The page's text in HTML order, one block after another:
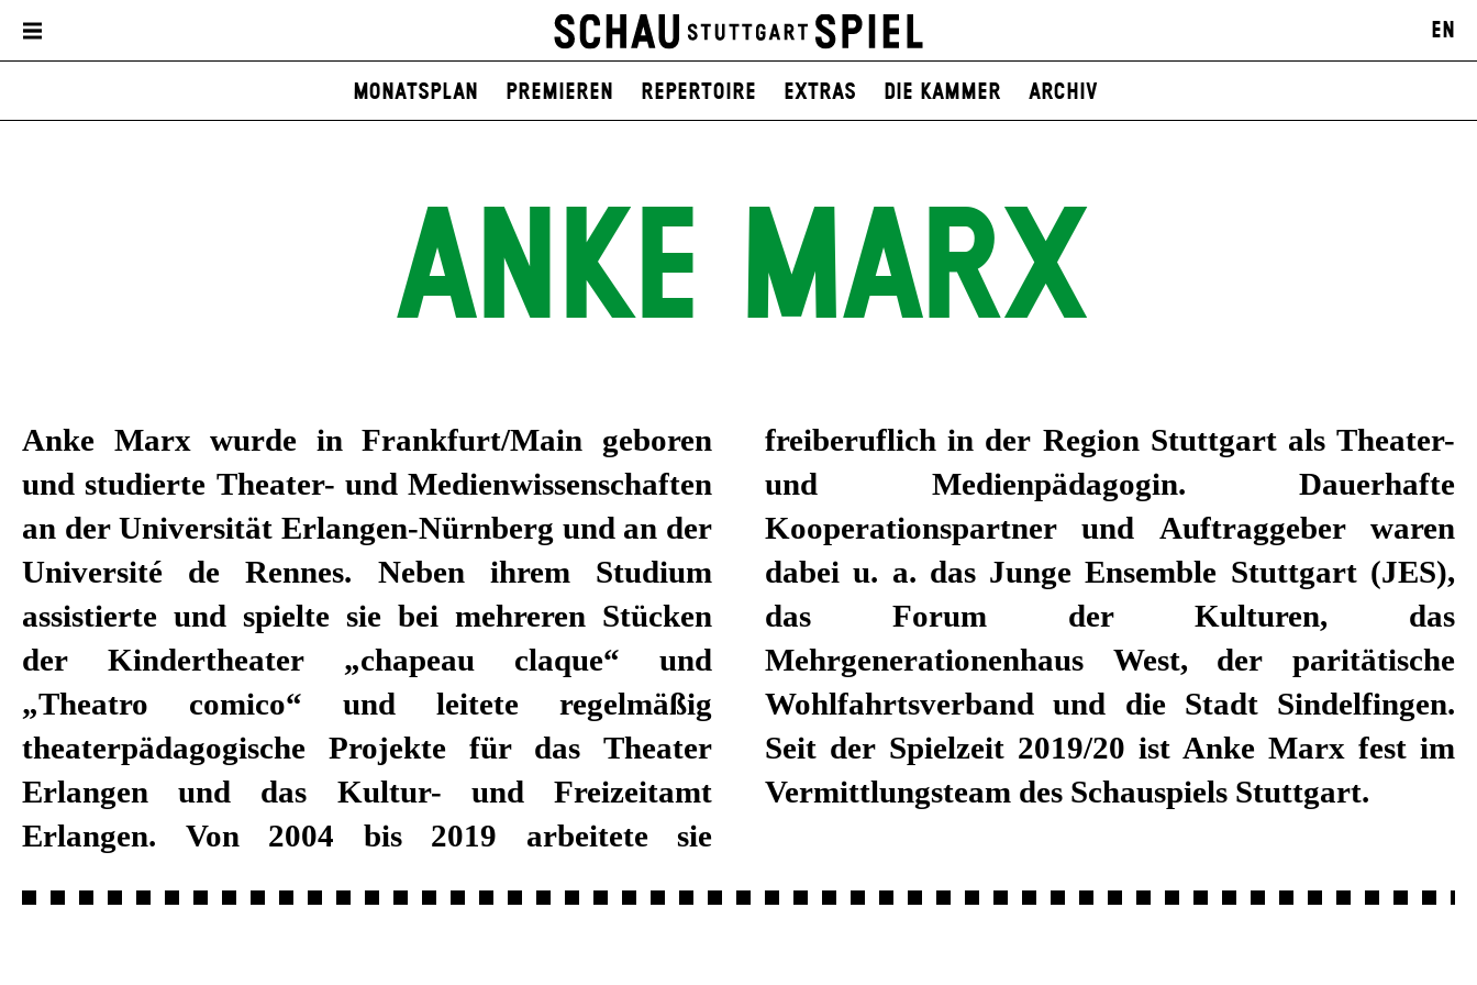
EN
Monatsplan Premieren Repertoire Extras Die Kammer Archiv
ANKE MARX
Anke Marx wurde in Frankfurt/Main geboren
und studierte Theater- und Medienwissenschaften
an der Universität Erlangen-Nürnberg und an der
Université de Rennes. Neben ihrem Studium
assistierte und spielte sie bei mehreren Stücken
der Kindertheater „chapeau claque“ und
„Theatro comico“ und leitete regelmäßig
theaterpädagogische Projekte für das Theater
Erlangen und das Kultur- und Freizeitamt
Erlangen. Von 2004 bis 2019 arbeitete sie
freiberuflich in der Region Stuttgart als Theater-
und Medienpädagogin. Dauerhafte
Kooperationspartner und Auftraggeber waren
dabei u. a. das Junge Ensemble Stuttgart (JES),
das Forum der Kulturen, das
Mehrgenerationenhaus West, der paritätische
Wohlfahrtsverband und die Stadt Sindelfingen.
Seit der Spielzeit 2019/20 ist Anke Marx fest im
Vermittlungsteam des Schauspiels Stuttgart.